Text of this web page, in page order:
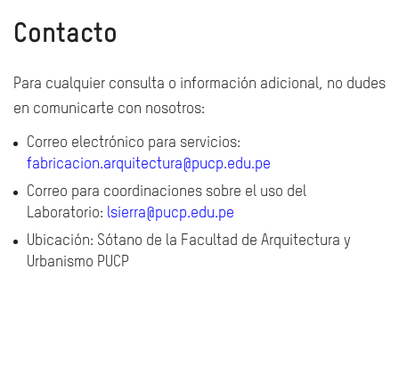
Contacto
Para cualquier consulta o información adicional, no dudes
en comunicarte con nosotros:
Correo electrónico para servicios:
fabricacion.arquitectura@pucp.edu.pe
Correo para coordinaciones sobre el uso del
Laboratorio: lsierra@pucp.edu.pe
Ubicación: Sótano de la Facultad de Arquitectura y
Urbanismo PUCP